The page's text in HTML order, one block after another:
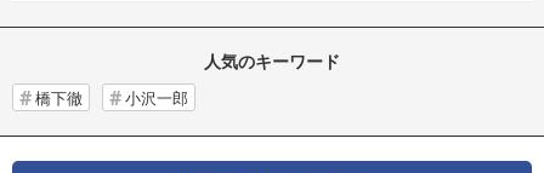
人気のキーワード
橋下徹 小沢一郎